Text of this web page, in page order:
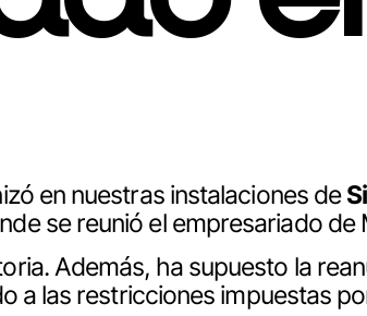
en nuestras instalaciones de
se reunió el empresariado de
Además, ha supuesto la
a las restricciones impuestas